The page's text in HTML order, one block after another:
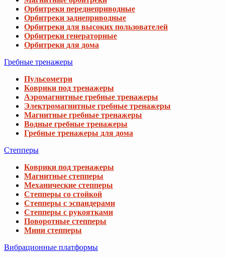
Орбитреки переднеприводные
Орбитреки заднеприводные
Орбитреки для высоких пользователей
Орбитреки генераторные
Орбитреки для дома
Гребные тренажеры
Пульсометри
Коврики под тренажеры
Аэромагнитные гребные тренажеры
Электромагнитные гребные тренажеры
Магнитные гребные тренажеры
Водные гребные тренажеры
Гребные тренажеры для дома
Степперы
Коврики под тренажеры
Магнитные степперы
Механические степперы
Степперы со стойкой
Степперы с эспандерами
Степперы с рукоятками
Поворотные степперы
Мини степперы
Вибрационные платформы